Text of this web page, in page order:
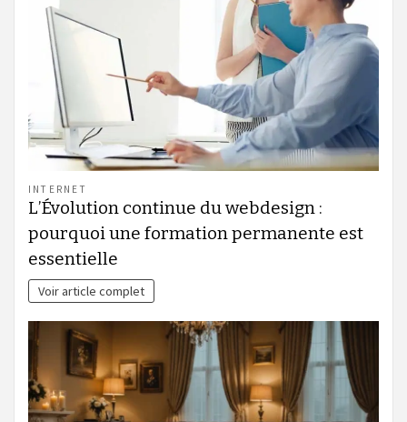
INTERNET
L’Évolution continue du webdesign :
pourquoi une formation permanente est
essentielle
Voir article complet